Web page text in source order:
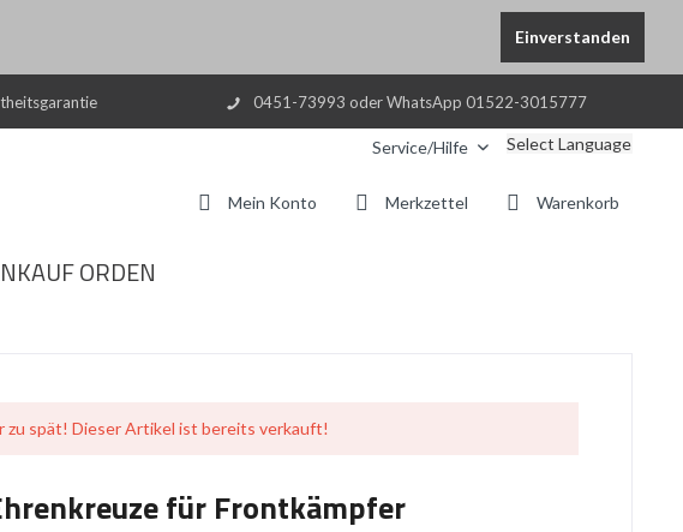
Einverstanden
0451-73993 oder WhatsApp 01522-3015777
Service/Hilfe Select Language
Warenkorb
Merkzettel
Mein Konto
ORDEN
zu spät! Dieser Artikel ist bereits verkauft!
für Frontkämpfer